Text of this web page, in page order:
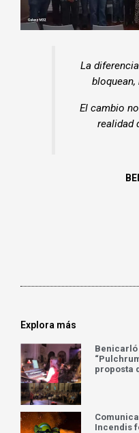
La
El cambio
realidad
Explora más
Benicarló
proposta
Incendis